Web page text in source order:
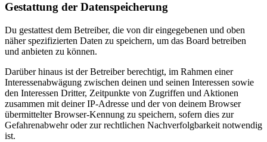
Gestattung der Datenspeicherung
Du gestattest dem Betreiber, die von dir eingegebenen und oben
näher spezifizierten Daten zu speichern, um das Board betreiben
und anbieten zu können.
Darüber hinaus ist der Betreiber berechtigt, im Rahmen einer
Interessenabwägung zwischen deinen und seinen Interessen sowie
den Interessen Dritter, Zeitpunkte von Zugriffen und Aktionen
zusammen mit deiner IP-Adresse und der von deinem Browser
übermittelter Browser-Kennung zu speichern, sofern dies zur
Gefahrenabwehr oder zur rechtlichen Nachverfolgbarkeit notwendig
ist.